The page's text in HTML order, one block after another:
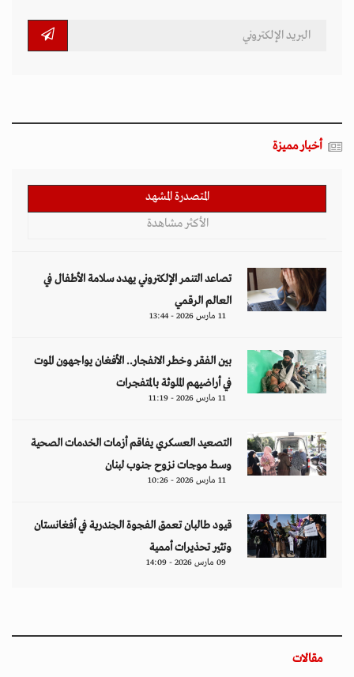
أخبار مميزة
المتصدرة المشهد
الأكثر مشاهدة
تصاعد التنمر الإلكتروني يهدد سلامة الأطفال في
العالم الرقمي
11 مارس 2026 - 13:44
بين الفقر وخطر الانفجار.. الأفغان يواجهون الموت
في أراضيهم الملوثة بالمتفجرات
11 مارس 2026 - 11:19
التصعيد العسكري يفاقم أزمات الخدمات الصحية
وسط موجات نزوح جنوب لبنان
11 مارس 2026 - 10:26
قيود طالبان تعمق الفجوة الجندرية في أفغانستان
وتثير تحذيرات أممية
09 مارس 2026 - 14:09
مقالات